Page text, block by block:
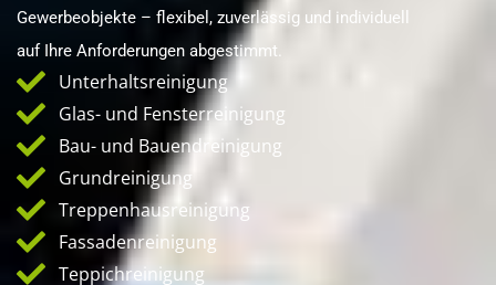
Gewerbeobjekte – flexibel, zuverlässig und individuell
auf Ihre Anforderungen abgestimmt.
Unterhaltsreinigung
Glas- und Fensterreinigung
Bau- und Bauendreinigung
Grundreinigung
Treppenhausreinigung
Fassadenreinigung
Teppichreinigung